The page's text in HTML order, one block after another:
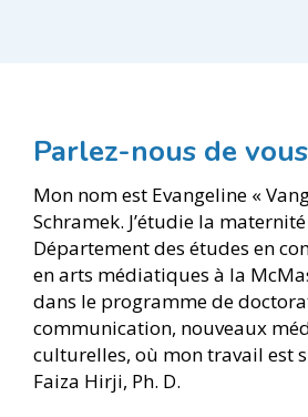
Parlez-nous de
Mon nom est Evangeline «
Schramek. J’étudie la
Département des études en
en arts médiatiques à la
dans le programme de
communication, nouveaux
culturelles, où mon travail est
Faiza Hirji, Ph. D.